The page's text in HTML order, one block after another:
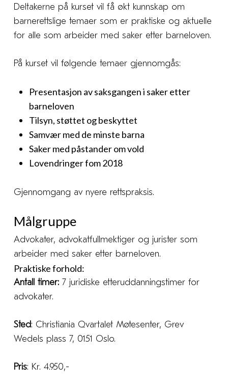
Deltakerne på kurset vil få økt kunnskap om
barnerettslige temaer som er praktiske og aktuelle
for alle som arbeider med saker etter barneloven.
På kurset vil følgende temaer gjennomgås:
Presentasjon av saksgangen i saker etter
barneloven
Tilsyn, støttet og beskyttet
Samvær med de minste barna
Saker med påstander om vold
Lovendringer fom 2018
Gjennomgang av nyere rettspraksis.
Målgruppe
Advokater, advokatfullmektiger og jurister som
arbeider med saker etter barneloven.
Praktiske forhold:
Antall timer:7 juridiske etteruddanningstimer for
advokater.
Sted: Christiania Qvartalet Møtesenter, Grev
Wedels plass 7, 0151 Oslo.
Pris: Kr. 4.950,-